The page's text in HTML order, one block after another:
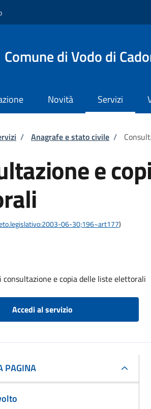
Comune di Vodo di
Novità Servizi
di pane
/ Anagrafe e stato civile /
e
06-30;196~art177)
consultazione e copia delle liste elettorali
Accedi al servizio
PAGINA